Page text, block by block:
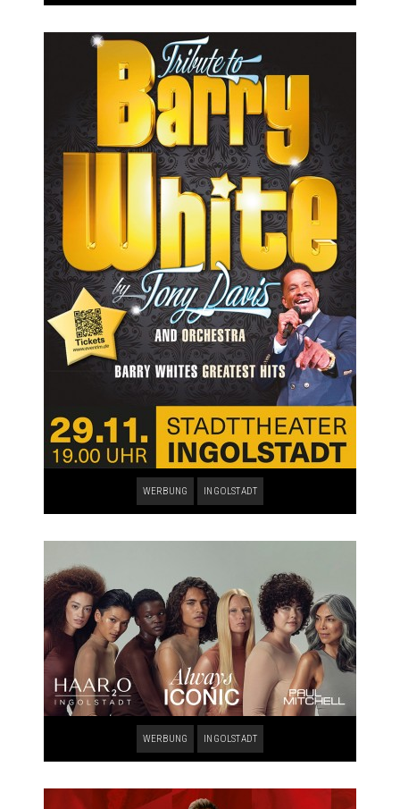
WERBUNG INGOLSTADT
WERBUNG INGOLSTADT